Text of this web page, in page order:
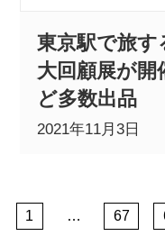
東京駅で旅す
大回顧展が開
ど多数出品
2021年11月3日
1 … 67